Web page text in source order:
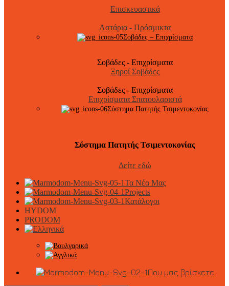
Επισκευαστικά
Αστάρια - Πρόσμικτα
Σοβάδες – Επιχρίσματα
Σοβάδες - Επιχρίσματα
Ξηροί Σοβάδες
Σοβάδες - Επιχρίσματα
Επιχρίσματα Σπατουλαριστά
Σύστημα Πατητής Τσιμεντοκονίας
Σύστημα Πατητής Τσιμεντοκονίας
Δείτε εδώ
Τα Νέα Μας
Projects
Κατάλογοι
HYDOM
PRODOM
Που μας βρίσκετε